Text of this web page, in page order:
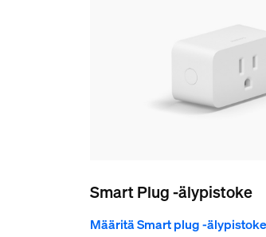
Smart Plug -älypistoke
Määritä Smart plug -älypistoke